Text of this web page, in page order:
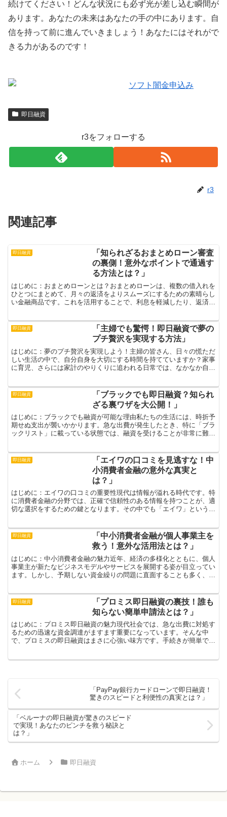
続けてください！どんな状況にも必ず光が差し込む瞬間が
あります。あなたの未来はあなたの手の中にあります。自
信を持って前に進んでいきましょう！あなたにはそれがで
きる力があるのです！
即日融資
r3をフォローする
r3
関連記事
即日融資
「知られざるおまとめローン審査
の裏側！意外なポイントで通過す
る方法とは？」
はじめに：おまとめローンとは？おまとめローンは、複数の借入れを
ひとつにまとめて、月々の返済をよりスムーズにするための素晴らし
い金融商品です。これを活用することで、利息を軽減したり、返済の
即日融資
「主婦でも驚愕！即日融資で夢の
プチ贅沢を実現する方法」
はじめに：夢のプチ贅沢を実現しよう！主婦の皆さん、日々の慌ただ
しい生活の中で、自分自身を大切にする時間を持てていますか？家事
に育児、さらには家計のやりくりに追われる日常では、なかなか自分
即日融資
「ブラックでも即日融資？知られ
ざる裏ワザを大公開！」
はじめに：ブラックでも融資が可能な理由私たちの生活には、時折予
期せぬ支出が襲いかかります。急な出費が発生したとき、特に「ブラ
ックリスト」に載っている状態では、融資を受けることが非常に難し
即日融資
「エイワの口コミを見逃すな！中
小消費者金融の意外な真実と
は？」
はじめに：エイワの口コミの重要性現代は情報が溢れる時代です。特
に消費者金融の分野では、正確で信頼性のある情報を持つことが、適
切な選択をするための鍵となります。その中でも「エイワ」という中
即日融資
「中小消費者金融が個人事業主を
救う！意外な活用法とは？」
はじめに：中小消費者金融の魅力近年、経済の多様化とともに、個人
事業主が新たなビジネスモデルやサービスを展開する姿が目立ってい
ます。しかし、予期しない資金繰りの問題に直面することも多く、そ
即日融資
「プロミス即日融資の裏技！誰も
知らない簡単申請法とは？」
はじめに：プロミス即日融資の魅力現代社会では、急な出費に対処す
るための迅速な資金調達がますます重要になっています。そんな中
で、プロミスの即日融資はまさに心強い味方です。手続きが簡単で、
「PayPay銀行カードローンで即日融資！
驚きのスピードと利便性の真実とは？」
「ベルーナの即日融資が驚きのスピード
で実現！あなたのピンチを救う秘訣と
は？」
ホーム 即日融資